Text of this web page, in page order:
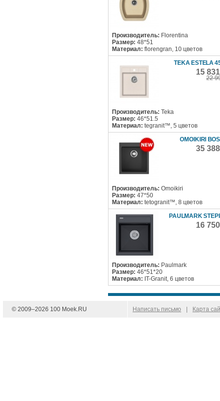
Производитель: Florentina
Размер: 48*51
Материал: florengran, 10 цветов
TEKA ESTELA
15
22
Производитель: Teka
Размер: 46*51.5
Материал: tegranit™, 5 цветов
OMOIKIRI
35
Производитель: Omoikiri
Размер: 47*50
Материал: tetogranit™, 8 цветов
PAULMARK
16
Производитель: Paulmark
Размер: 46*51*20
Материал: IT-Granit, 6 цветов
© 2009–2026 100 Moek.RU Написать письмо | Карта